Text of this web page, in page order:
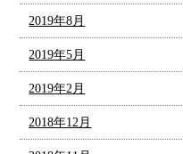
2019年8月
2019年5月
2019年2月
2018年12月